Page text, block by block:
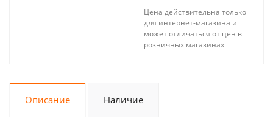
Цена действительна только
для интернет-магазина и
может отличаться от цен в
розничных магазинах
Описание Наличие